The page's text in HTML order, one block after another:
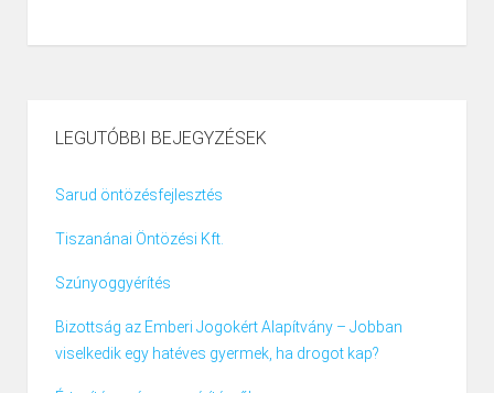
LEGUTÓBBI BEJEGYZÉSEK
Sarud öntözésfejlesztés
Tiszanánai Öntözési Kft.
Szúnyoggyérítés
Bizottság az Emberi Jogokért Alapítvány – Jobban
viselkedik egy hatéves gyermek, ha drogot kap?